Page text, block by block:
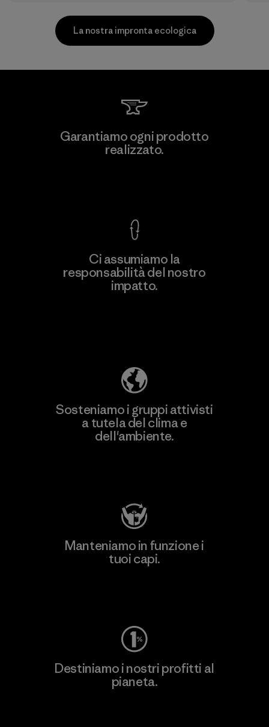
Scopri di più
Formosa Taffeta Co., Ltd.
La nostra impronta ecologica
Garantiamo ogni prodotto
realizzato.
Ci assumiamo la
responsabilità del nostro
impatto.
Sosteniamo i gruppi attivisti
a tutela del clima e
dell'ambiente.
Manteniamo in funzione i
tuoi capi.
Destiniamo i nostri profitti al
pianeta.